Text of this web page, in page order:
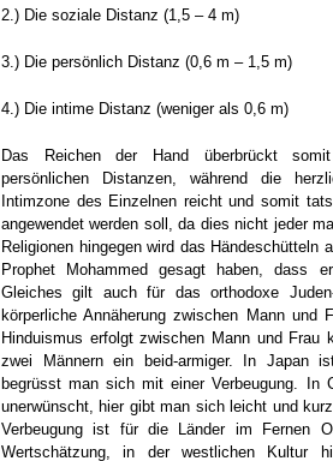
2.) Die soziale Distanz (1,5 – 4 m)
3.) Die persönlich Distanz (0,6 m – 1,5 m)
4.) Die intime Distanz (weniger als 0,6 m)
Das Reichen der Hand überbrückt
persönlichen Distanzen, während die
Intimzone des Einzelnen reicht und somit
angewendet werden soll, da dies nicht jeder
Religionen hingegen wird das Händeschütteln
Prophet Mohammed gesagt haben, dass
Gleiches gilt auch für das orthodoxe
körperliche Annäherung zwischen Mann und
Hinduismus erfolgt zwischen Mann und Frau
zwei Männern ein beid-armiger. In Japan
begrüsst man sich mit einer Verbeugung. In
unerwünscht, hier gibt man sich leicht und
Verbeugung ist für die Länder im Fernen
Wertschätzung, in der westlichen Kultur